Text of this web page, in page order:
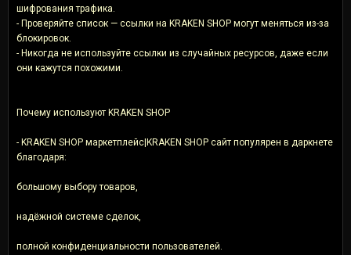
шифрования трафика.
- Проверяйте список — ссылки на KRAKEN SHOP могут меняться из-за
блокировок.
- Никогда не используйте ссылки из случайных ресурсов, даже если
они кажутся похожими.
Почему используют KRAKEN SHOP
- KRAKEN SHOP маркетплейс|KRAKEN SHOP сайт популярен в даркнете
благодаря:
большому выбору товаров,
надёжной системе сделок,
полной конфиденциальности пользователей.